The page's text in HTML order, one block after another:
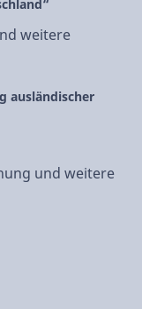
weitere
ausländischer
und weitere